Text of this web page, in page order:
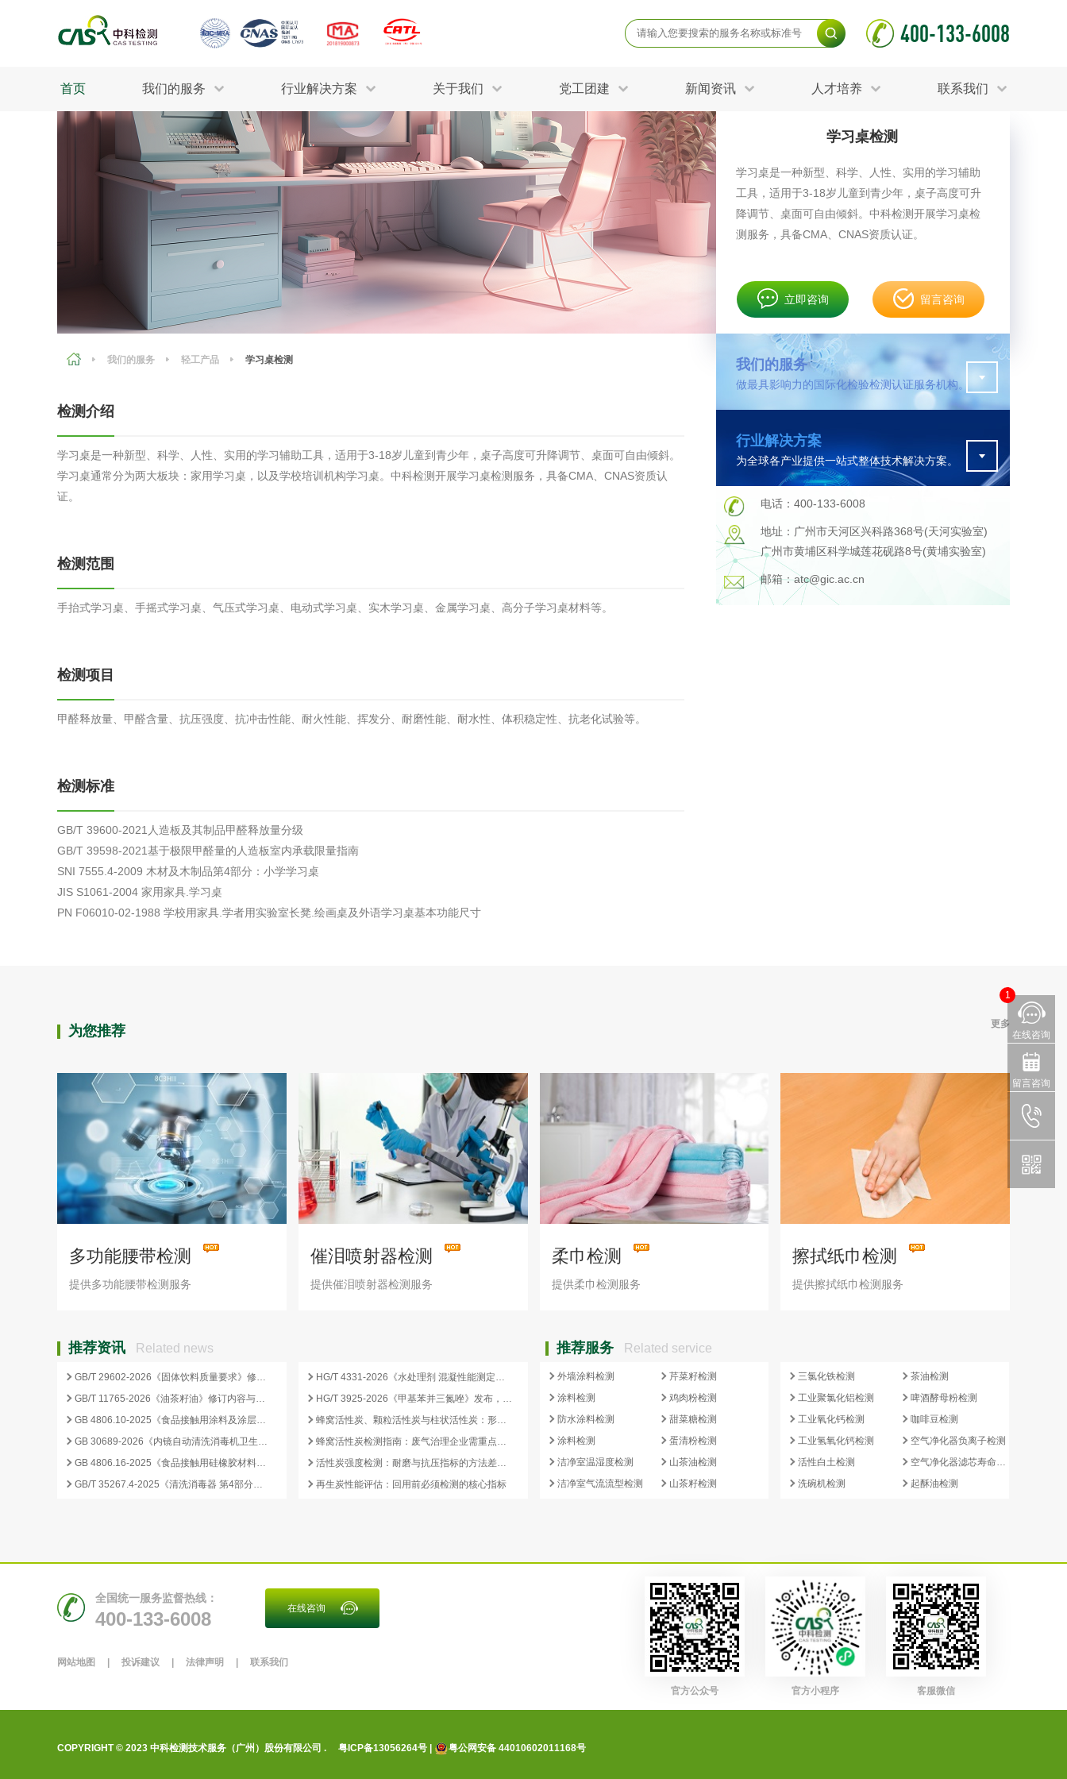
400-133-6008
首页 我们的服务 行业解决方案 关于我们 党工团建 新闻资讯 人才培养 联系我们
生态环保
工业材料
美妆消毒
石油化工
轻工产品
农副产品
专项服务
检测服务
污水检测 三废监测 电磁辐射检测 声环境与振动检测
二噁英检测 更多
评估调查
矿山资源调查 危废鉴定
更多
清洁生产审核 环境风险评价 矿山场地调查 更多
海洋测绘 基准网监测 摄影测量与遥感 更多
在线咨询 在线咨询
行业解决方案
INDUSTRY SOLUTIONS
为全球各产业提供一站式
整体技术解决方案。
产品质量鉴定
固废危废鉴定
土壤场地调查
生态环境检测
消毒检测备案
空气净化检测
病毒杀灭试验
防护产品检测
成分分析化验
有毒有害检测
运动场地检测
涉水产品检测
食品接触材料检测
可靠性测试
化妆品检测
水资源检测
毒理检测
光伏检测
学习桌检测
学习桌是一种新型、科学、人性、实用的学习辅助
工具，适用于3-18岁儿童到青少年，桌子高度可升
降调节、桌面可自由倾斜。中科检测开展学习桌检
测服务，具备CMA、CNAS资质认证。
立即咨询 留言咨询
我们的服务 轻工产品 学习桌检测
检测介绍
学习桌是一种新型、科学、人性、实用的学习辅助工具，适用于3-18岁儿童到青少年，桌子高度可升降调节、桌面可自由倾斜。
学习桌通常分为两大板块：家用学习桌，以及学校培训机构学习桌。中科检测开展学习桌检测服务，具备CMA、CNAS资质认
证。
检测范围
手抬式学习桌、手摇式学习桌、气压式学习桌、电动式学习桌、实木学习桌、金属学习桌、高分子学习桌材料等。
检测项目
甲醛释放量、甲醛含量、抗压强度、抗冲击性能、耐火性能、挥发分、耐磨性能、耐水性、体积稳定性、抗老化试验等。
检测标准
GB/T 39600-2021人造板及其制品甲醛释放量分级
GB/T 39598-2021基于极限甲醛量的人造板室内承载限量指南
SNI 7555.4-2009 木材及木制品第4部分：小学学习桌
JIS S1061-2004 家用家具.学习桌
PN F06010-02-1988 学校用家具.学者用实验室长凳.绘画桌及外语学习桌基本功能尺寸
我们的服务
做最具影响力的国际化检验检测认证服务机构。
行业解决方案
为全球各产业提供一站式整体技术解决方案。
电话：400-133-6008
地址：广州市天河区兴科路368号(天河实验室)
广州市黄埔区科学城莲花砚路8号(黄埔实验室)
邮箱：atc@gic.ac.cn
为您推荐 更多
多功能腰带检测
提供多功能腰带检测服务
催泪喷射器检测
提供催泪喷射器检测服务
柔巾检测
提供柔巾检测服务
擦拭纸巾检测
提供擦拭纸巾检测服务
推荐资讯 Related news 推荐服务 Related service
GB/T 29602-2026《固体饮料质量要求》修订要点与企业合规应对
GB/T 11765-2026《油茶籽油》修订内容与产业影响分析
GB 4806.10-2025《食品接触用涂料及涂层》标准核心变化解析
GB 30689-2026《内镜自动清洗消毒机卫生要求》解读与检测合规要点
GB 4806.16-2025《食品接触用硅橡胶材料及制品》标准解析
GB/T 35267.4-2025《清洗消毒器 第4部分：内镜清洗消毒器》标准解读与检测项目清单
HG/T 4331-2026《水处理剂 混凝性能测定方法》发布，2026 年 12 月 1 日起实施
HG/T 3925-2026《甲基苯并三氮唑》发布，2026 年 12 月 1 日起实施
蜂窝活性炭、颗粒活性炭与柱状活性炭：形态差异与检测重点对照
蜂窝活性炭检测指南：废气治理企业需重点关注的5项核心指标
活性炭强度检测：耐磨与抗压指标的方法差异及验收意义
再生炭性能评估：回用前必须检测的核心指标
外墙涂料检测
涂料检测
防水涂料检测
涂料检测
洁净室温湿度检测
洁净室气流流型检测
芹菜籽检测
鸡肉粉检测
甜菜糖检测
蛋清粉检测
山茶油检测
山茶籽检测
三氯化铁检测
工业聚氯化铝检测
工业氧化钙检测
工业氢氧化钙检测
活性白土检测
洗碗机检测
茶油检测
啤酒酵母粉检测
咖啡豆检测
空气净化器负离子检测
空气净化器滤芯寿命检测
起酥油检测
全国统一服务监督热线：
400-133-6008 在线咨询
网站地图 投诉建议 法律声明 联系我们
官方公众号 官方小程序 客服微信
COPYRIGHT © 2023 中科检测技术服务（广州）股份有限公司 . 粤ICP备13056264号 粤公网安备 44010602011168号
在线咨询
1
留言咨询